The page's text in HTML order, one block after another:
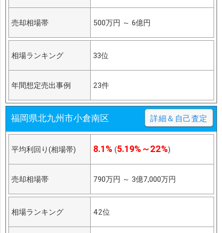
売却相場帯 500万円 ～ 6億円
相場ランキング 33位
年間想定売出事例 23件
福岡県北九州市小倉南区 詳細＆自己査定
平均利回り(相場帯) 8.1% (5.19%～22%)
売却相場帯 790万円 ～ 3億7,000万円
相場ランキング 42位